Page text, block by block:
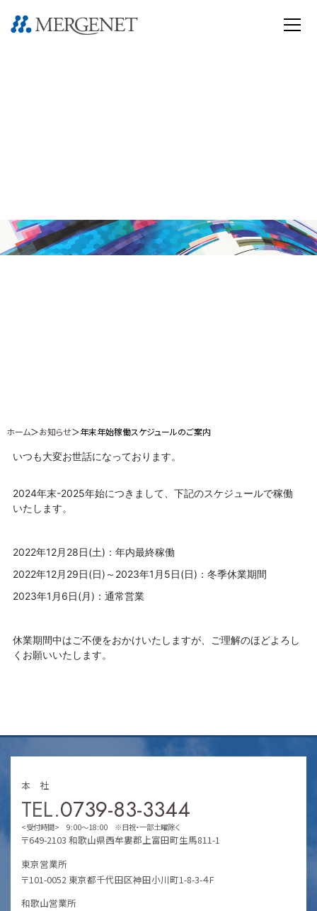
ホーム＞お知らせ＞年末年始稼働スケジュールのご案内
いつも大変お世話になっております。
2024年末-2025年始につきまして、下記のスケジュールで稼働
いたします。
2022年12月28日(土)：年内最終稼働
2022年12月29日(日)～2023年1月5日(日)：冬季休業期間
2023年1月6日(月)：通常営業
休業期間中はご不便をおかけいたしますが、ご理解のほどよろし
くお願いいたします。
本 社
TEL.0739-83-3344
<受付時間> 9:00～18:00 ※日祝・一部土曜除く
〒649-2103 和歌山県西牟婁郡上富田町生馬811-1
東京営業所
〒101-0052 東京都千代田区神田小川町1-8-3-４F
和歌山営業所